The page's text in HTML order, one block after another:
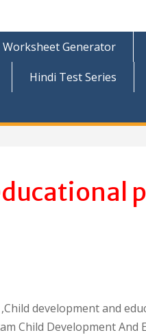
Worksheet Generator
Hindi Test Series
development and
Child Development And